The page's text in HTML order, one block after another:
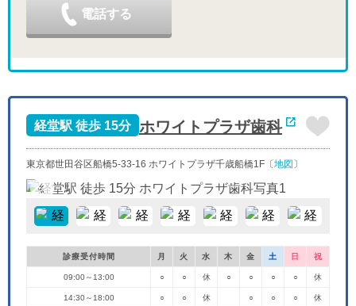
電話する
ホワイトプラザ歯科
経堂駅 徒歩 15分
東京都世田谷区船橋5-33-16 ホワイトプラザ千歳船橋1F〔地図 〕
診療受付時間 月 火 水 木 金 土 日 祝
09:00～13:00 ○ ○ 休 ○ ○ ○ ○ 休
14:30～18:00 ○ ○ 休 ○ ○ ○ 休